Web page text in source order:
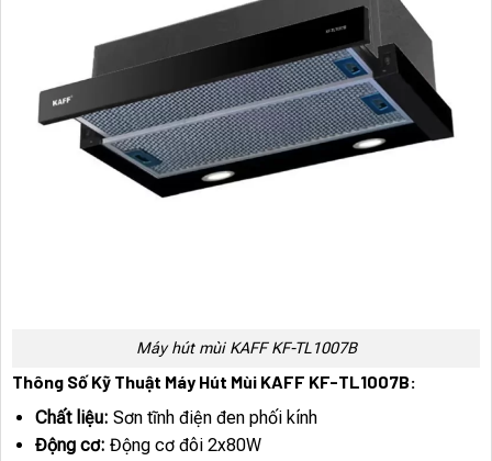
Máy hút mùi KAFF KF-TL1007B
Thông Số Kỹ Thuật Máy Hút Mùi KAFF KF-TL1007B:
Chất liệu: Sơn tĩnh điện đen phối kính
Động cơ: Động cơ đôi 2x80W